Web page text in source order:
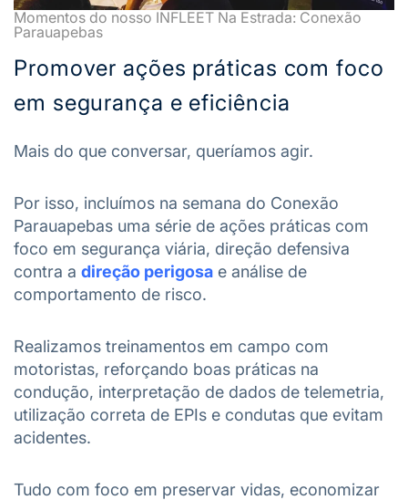
Momentos do nosso INFLEET Na Estrada: Conexão
Parauapebas
Promover ações práticas com foco
em segurança e eficiência
Mais do que conversar, queríamos agir.
Por isso, incluímos na semana do Conexão
Parauapebas uma série de ações práticas com
foco em segurança viária, direção defensiva
contra a direção perigosa e análise de
comportamento de risco.
Realizamos treinamentos em campo com
motoristas, reforçando boas práticas na
condução, interpretação de dados de telemetria,
utilização correta de EPIs e condutas que evitam
acidentes.
Tudo com foco em preservar vidas, economizar